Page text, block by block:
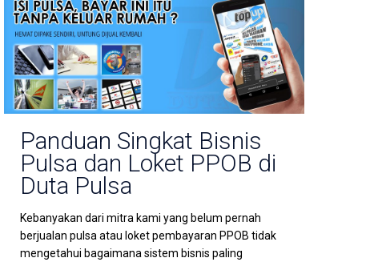
Panduan Singkat Bisnis
Pulsa dan Loket PPOB di
Duta Pulsa
Kebanyakan dari mitra kami yang belum pernah
berjualan pulsa atau loket pembayaran PPOB tidak
mengetahui bagaimana sistem bisnis paling